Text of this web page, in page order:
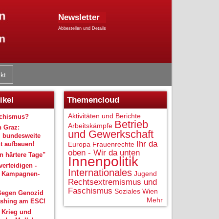
Newsletter
Abbestellen und Details
Graz:
bundesweite
aufbauen!
härtere Tage"
-
Genozid
am ESC!
Krieg und
Themencloud
Aktivitäten und Berichte
Arbeitskämpfe Betrieb
und Gewerkschaft
Europa Frauenrechte Ihr da
oben - Wir da unten
Innenpolitik
Internationales Jugend
Rechtsextremismus und
Faschismus Soziales Wien
Mehr